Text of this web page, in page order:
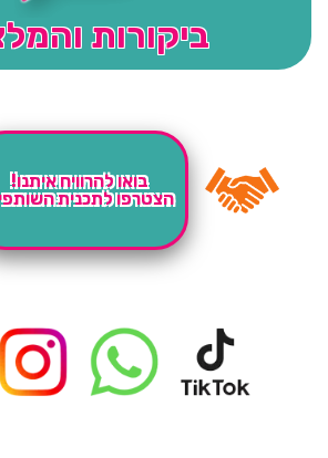
ביקורות
בואו להרוויח איתנו!
הצטרפו לתכנית